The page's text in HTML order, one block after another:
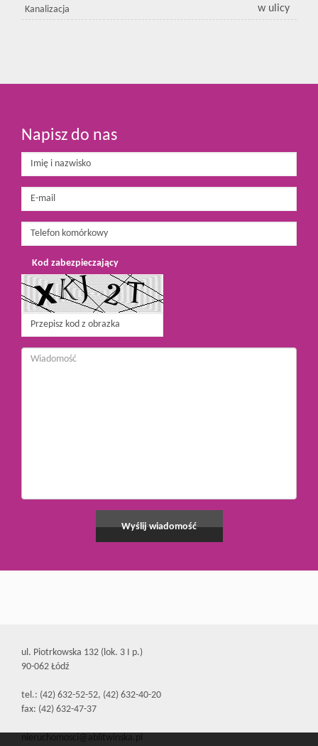
Kanalizacja w ulicy
Napisz do nas
Kod zabezpieczający
ul. Piotrkowska 132 (lok. 3 I p.)
90-062 Łódź
tel.: (42) 632-52-52, (42) 632-40-20
fax: (42) 632-47-37
nieruchomosci@ablitwinska.pl